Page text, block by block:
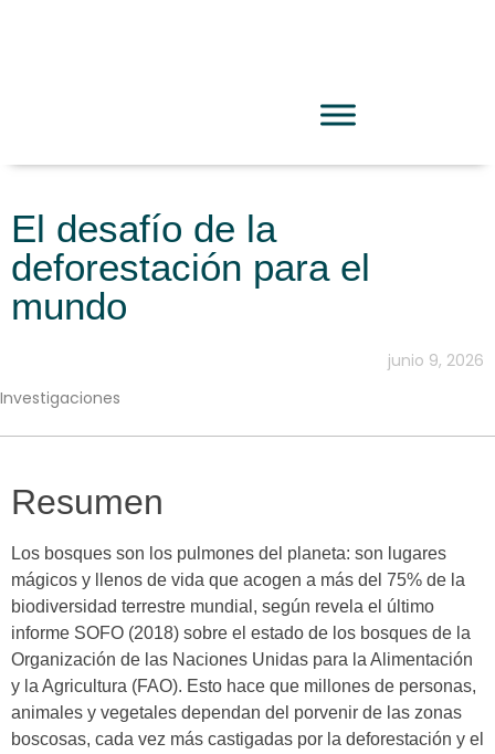
El desafío de la
deforestación para el
mundo
junio 9, 2026
Investigaciones
Resumen
Los bosques son los pulmones del planeta: son lugares
mágicos y llenos de vida que acogen a más del 75% de la
biodiversidad terrestre mundial, según revela el último
informe SOFO (2018) sobre el estado de los bosques de la
Organización de las Naciones Unidas para la Alimentación
y la Agricultura (FAO). Esto hace que millones de personas,
animales y vegetales dependan del porvenir de las zonas
boscosas, cada vez más castigadas por la deforestación y el